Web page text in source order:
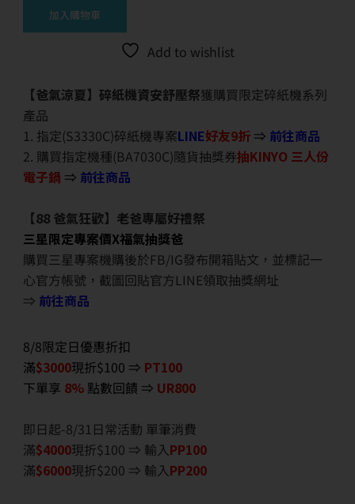
加入購物車
Add to wishlist
【爸氣涼夏】碎紙機資安舒壓祭獲購買限定碎紙機系列
產品
1. 指定(S3330C)碎紙機專案LINE好友9折 ⇒ 前往商品
2. 購買指定機種(BA7030C)隨貨抽獎券抽KINYO 三人份
電子鍋 ⇒ 前往商品
【88 爸氣狂歡】老爸專屬好禮祭
三星限定專案價X福氣抽獎爸
購買三星專案機購後於FB/IG發布開箱貼文，並標記一
心官方帳號，截圖回貼官方LINE領取抽獎網址
⇒ 前往商品
8/8限定日優惠折扣
滿$3000現折$100 ⇒ PT100
下單享 8% 點數回饋 ⇒ UR800
即日起-8/31日常活動 單筆消費
滿$4000現折$100 ⇒ 輸入PP100
滿$6000現折$200 ⇒ 輸入PP200